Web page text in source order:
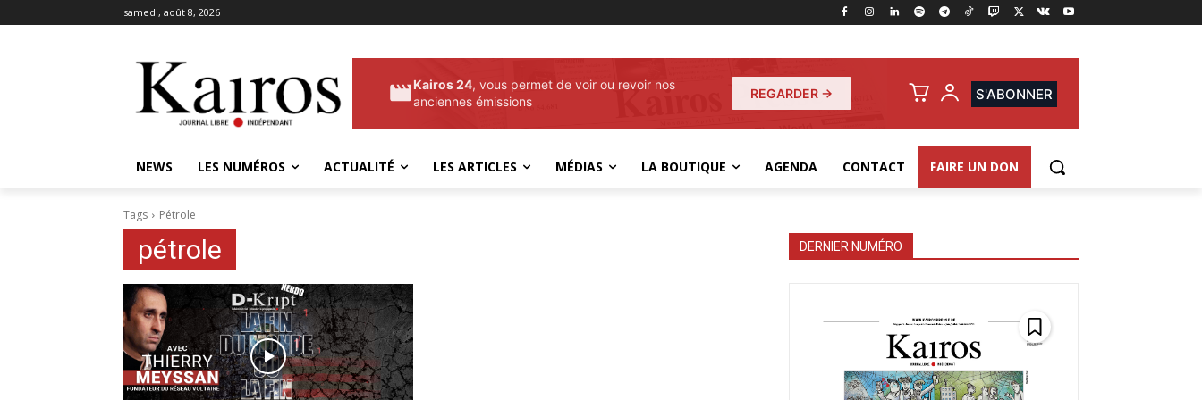
samedi, août 8, 2026
Kairos 24, vous permet de voir ou revoir nos
anciennes émissions
REGARDER → S'ABONNER
NEWS LES NUMÉROS ACTUALITÉ LES ARTICLES MÉDIAS LA BOUTIQUE AGENDA CONTACT FAIRE UN DON
Tags Pétrole
pétrole DERNIER NUMÉRO